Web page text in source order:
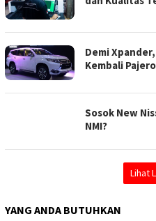
Demi
Kembali
Sosok New
NMI?
Lihat
YANG ANDA BUTUHKAN